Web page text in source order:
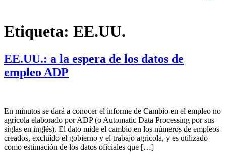
Etiqueta: EE.UU.
EE.UU.: a la espera de los datos de
empleo ADP
En minutos se dará a conocer el informe de Cambio en el empleo no
agrícola elaborado por ADP (o Automatic Data Processing por sus
siglas en inglés). El dato mide el cambio en los números de empleos
creados, excluído el gobierno y el trabajo agrícola, y es utilizado
como estimación de los datos oficiales que […]